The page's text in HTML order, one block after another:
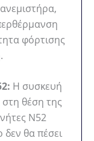
φόρτισης
Η συσκευή
στη θέση της
N52
δεν θα πέσει